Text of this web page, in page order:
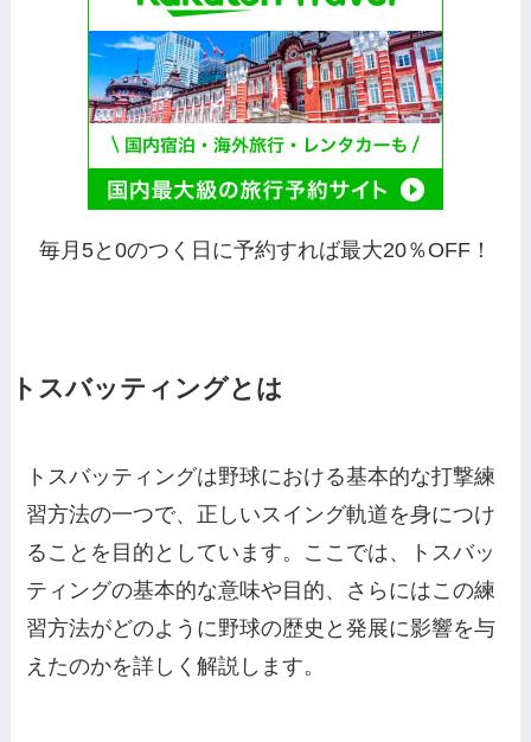
毎月5と0のつく日に予約すれば最大20％OFF！
トスバッティングとは
トスバッティングは野球における基本的な打撃練
習方法の一つで、正しいスイング軌道を身につけ
ることを目的としています。ここでは、トスバッ
ティングの基本的な意味や目的、さらにはこの練
習方法がどのように野球の歴史と発展に影響を与
えたのかを詳しく解説します。